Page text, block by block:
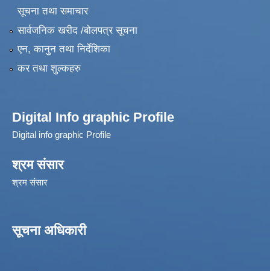
सूचना तथा समाचार
सार्वजनिक खरीद /बोलपत्र सूचना
एन, कानुन तथा निर्देशिका
कर तथा शुल्कहरु
Digital Info graphic Profile
Digital info graphic Profile
श्रम संसार
श्रम संसार
सूचना अधिकारी